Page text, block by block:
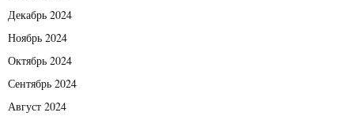
Декабрь 2024
Ноябрь 2024
Октябрь 2024
Сентябрь 2024
Август 2024